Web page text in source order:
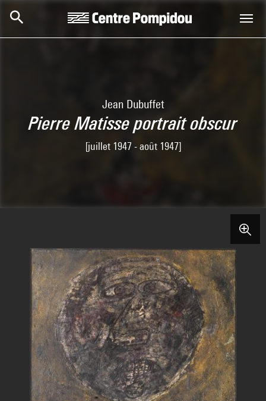
Jean Dubuffet
Pierre Matisse portrait obscur
[juillet 1947 - août 1947]